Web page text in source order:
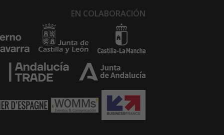
EN COLABORACIÓN